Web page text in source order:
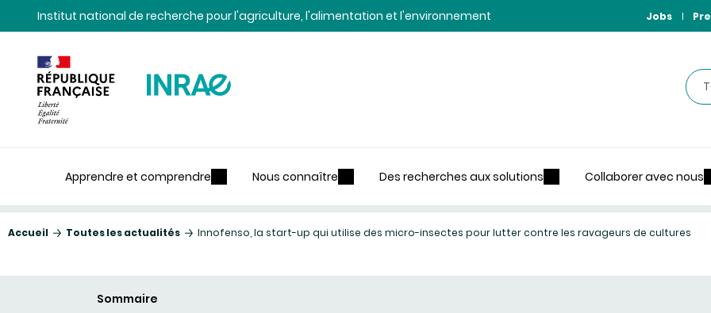
Contenu
Recherche
NavigationInstitut national de recherche pour l'agriculture, l'alimentation et l'environnement Jobs
Apprendre et comprendre Nous connaître Des recherches aux solutions Collaborer avec nous
Accueil Toutes les actualités Innofenso, la start-up qui utilise des micro-insectes pour lutter contre les ravageurs de cultures
Sommaire